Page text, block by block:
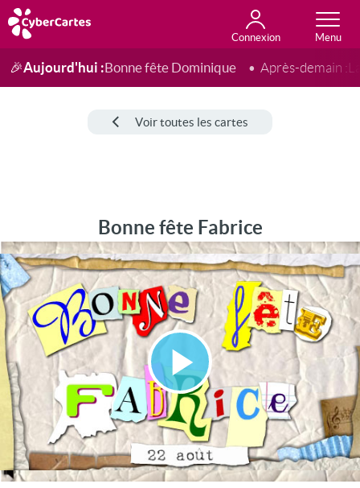
Connexion
Anniversaire
Fête du jour
Amour
Amitié
Merci
Toutes les cartes
🎉Aujourd'hui :Bonne fête Dominique Après-demain :
Voir toutes les cartes
Bonne fête Fabrice
Lire
la